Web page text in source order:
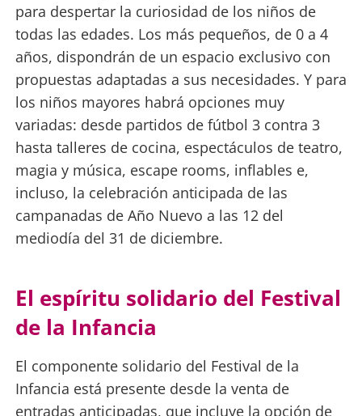
para despertar la curiosidad de los niños de
todas las edades. Los más pequeños, de 0 a 4
años, dispondrán de un espacio exclusivo con
propuestas adaptadas a sus necesidades. Y para
los niños mayores habrá opciones muy
variadas: desde partidos de fútbol 3 contra 3
hasta talleres de cocina, espectáculos de teatro,
magia y música, escape rooms, inflables e,
incluso, la celebración anticipada de las
campanadas de Año Nuevo a las 12 del
mediodía del 31 de diciembre.
El espíritu solidario del Festival
de la Infancia
El componente solidario del Festival de la
Infancia está presente desde la venta de
entradas anticipadas, que incluye la opción de